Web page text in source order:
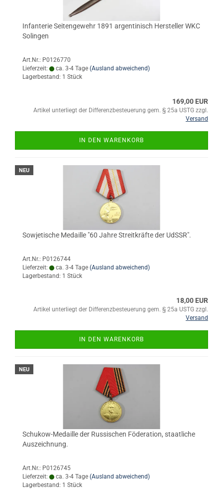
Infanterie Seitengewehr 1891 argentinisch Hersteller WKC
Solingen
Art.Nr.: P0126770
Lieferzeit:
ca. 3-4 Tage (Ausland abweichend)
Lagerbestand: 1 Stück
169,00 EUR
Artikel unterliegt der Differenzbesteuerung gem. § 25a USTG zzgl.
Versand
IN DEN WARENKORB
NEU
Sowjetische Medaille "60 Jahre Streitkräfte der UdSSR".
Art.Nr.: P0126744
Lieferzeit:
ca. 3-4 Tage (Ausland abweichend)
Lagerbestand: 1 Stück
18,00 EUR
Artikel unterliegt der Differenzbesteuerung gem. § 25a USTG zzgl.
Versand
IN DEN WARENKORB
NEU
Schukow-Medaille der Russischen Föderation, staatliche
Auszeichnung.
Art.Nr.: P0126745
Lieferzeit:
ca. 3-4 Tage (Ausland abweichend)
Lagerbestand: 1 Stück